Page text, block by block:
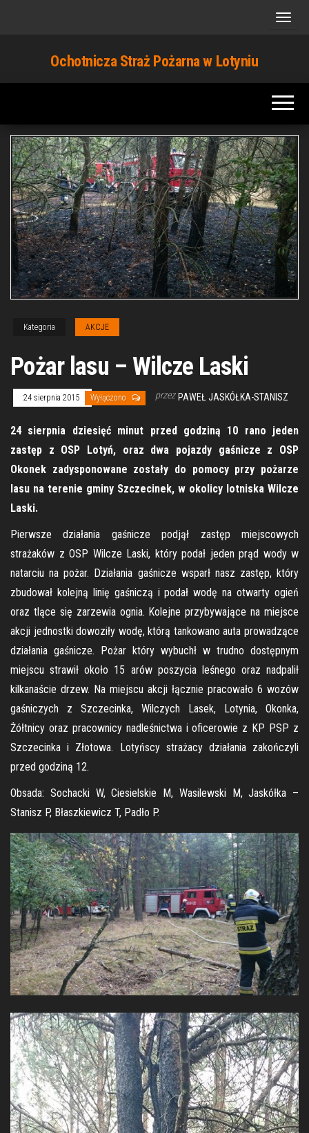
Ochotnicza Straż Pożarna w Lotyniu
Kategoria AKCJE
Pożar lasu – Wilcze Laski
24 sierpnia 2015 Wyłączono przez PAWEŁ JASKÓŁKA-STANISZ
24 sierpnia dziesięć minut przed godziną 10 rano jeden
zastęp z OSP Lotyń, oraz dwa pojazdy gaśnicze z OSP
Okonek zadysponowane zostały do pomocy przy pożarze
lasu na terenie gminy Szczecinek, w okolicy lotniska Wilcze
Laski.
Pierwsze działania gaśnicze podjął zastęp miejscowych
strażaków z OSP Wilcze Laski, który podał jeden prąd wody w
natarciu na pożar. Działania gaśnicze wsparł nasz zastęp, który
zbudował kolejną linię gaśniczą i podał wodę na otwarty ogień
oraz tlące się zarzewia ognia. Kolejne przybywające na miejsce
akcji jednostki dowoziły wodę, którą tankowano auta prowadzące
działania gaśnicze. Pożar który wybuchł w trudno dostępnym
miejscu strawił około 15 arów poszycia leśnego oraz nadpalił
kilkanaście drzew. Na miejscu akcji łącznie pracowało 6 wozów
gaśniczych z Szczecinka, Wilczych Lasek, Lotynia, Okonka,
Żółtnicy oraz pracownicy nadleśnictwa i oficerowie z KP PSP z
Szczecinka i Złotowa. Lotyńscy strażacy działania zakończyli
przed godziną 12.
Obsada: Sochacki W, Ciesielskie M, Wasilewski M, Jaskółka –
Stanisz P, Błaszkiewicz T, Padło P.